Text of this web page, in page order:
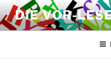
Zum
Inhalt
springen
DIE VOR-